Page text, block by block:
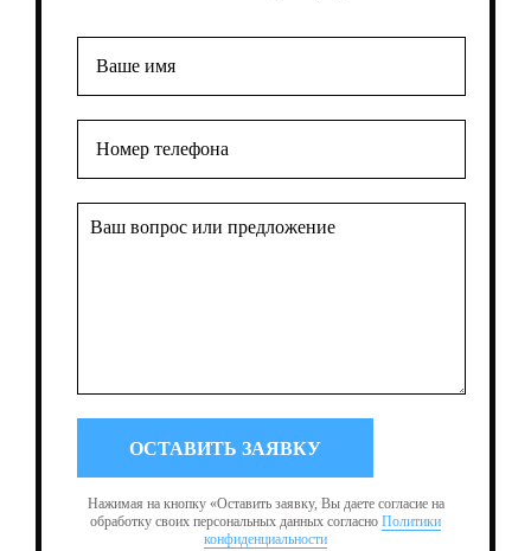
Нажимая на кнопку «Оставить заявку, Вы даете согласие на
обработку своих персональных данных согласно Политики
конфиденциальности